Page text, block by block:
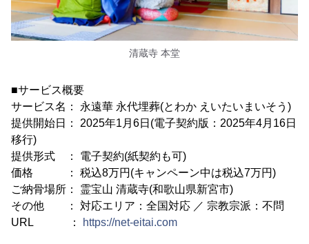
清蔵寺 本堂
■サービス概要
サービス名： 永遠華 永代埋葬(とわか えいたいまいそう)
提供開始日： 2025年1月6日(電子契約版：2025年4月16日
移行)
提供形式 ： 電子契約(紙契約も可)
価格 ： 税込8万円(キャンペーン中は税込7万円)
ご納骨場所： 霊宝山 清蔵寺(和歌山県新宮市)
その他 ： 対応エリア：全国対応 ／ 宗教宗派：不問
URL ：
https://net-eitai.com